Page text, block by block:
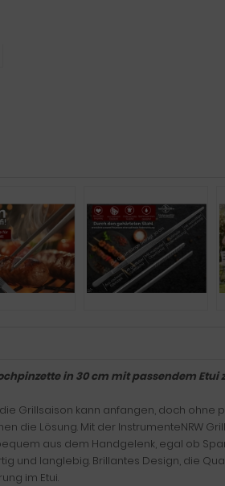
in 30 cm mit passendem Etui
Grillsaison kann anfangen, doch ohne
die Lösung. Mit der InstrumenteNRW
aus dem Handgelenk, egal ob
und langlebig. Brillantes Design, die
im Etui.